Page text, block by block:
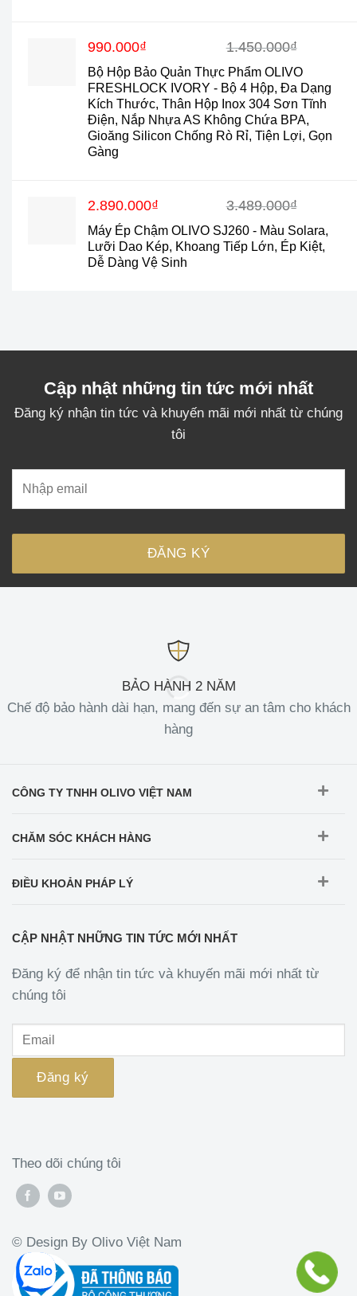
Bộ Hộp Bảo Quản Thực Phẩm OLIVO
FRESHLOCK IVORY - Bộ 4 Hộp, Đa Dạng
Kích Thước, Thân Hộp Inox 304 Sơn Tĩnh
Điện, Nắp Nhựa AS Không Chứa BPA,
Gioăng Silicon Chống Rò Rỉ, Tiện Lợi, Gọn
Gàng
1.450.000₫
Giá
là:
1.450.000₫.
990.000₫
Giá
tại
là:
990.000₫.
Máy Ép Chậm OLIVO SJ260 - Màu Solara,
Lưỡi Dao Kép, Khoang Tiếp Lớn, Ép Kiệt,
Dễ Dàng Vệ Sinh
3.489.000₫
Giá
là:
3.489.000₫.
2.890.000₫
Giá
tại
là:
2.890.000₫.
Cập nhật những tin tức mới nhất
Đăng ký nhận tin tức và khuyến mãi mới nhất từ chúng
tôi
BẢO HÀNH 2 NĂM
Chế độ bảo hành dài hạn, mang đến sự an tâm cho khách
hàng
CÔNG TY TNHH OLIVO VIỆT NAM
CHĂM SÓC KHÁCH HÀNG
ĐIỀU KHOẢN PHÁP LÝ
CẬP NHẬT NHỮNG TIN TỨC MỚI NHẤT
Đăng ký để nhận tin tức và khuyến mãi mới nhất từ
chúng tôi
© Design By Olivo Việt Nam
Theo dõi chúng tôi